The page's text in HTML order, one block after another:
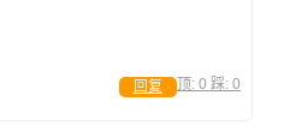
顶: 0 踩: 0
回复